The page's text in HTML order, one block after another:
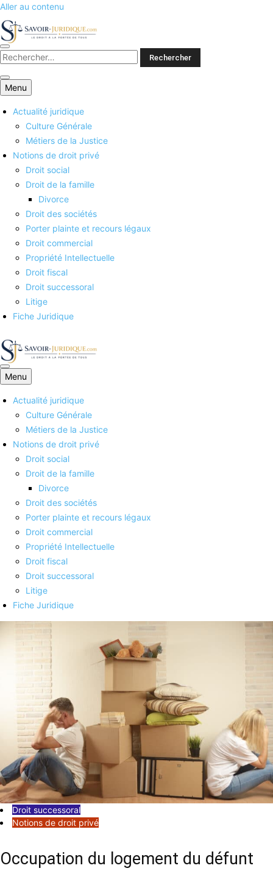
Aller au contenu
Savoirs juridiques
Menu
Actualité juridique
Culture Générale
Métiers de la Justice
Notions de droit privé
Droit social
Droit de la famille
Divorce
Droit des sociétés
Porter plainte et recours légaux
Droit commercial
Propriété Intellectuelle
Droit fiscal
Droit successoral
Litige
Fiche Juridique
Savoirs juridiques
Menu
Actualité juridique
Culture Générale
Métiers de la Justice
Notions de droit privé
Droit social
Droit de la famille
Divorce
Droit des sociétés
Porter plainte et recours légaux
Droit commercial
Propriété Intellectuelle
Droit fiscal
Droit successoral
Litige
Fiche Juridique
Droit successoral
Notions de droit privé
Occupation du logement du défunt